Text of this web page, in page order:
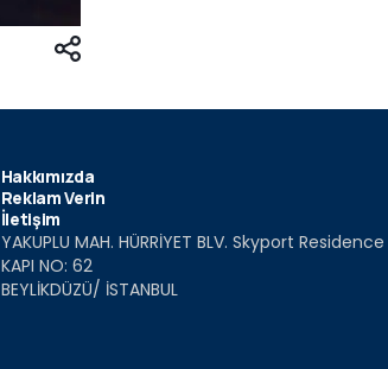
Hakkımızda
Reklam Verin
İletişim
YAKUPLU MAH. HÜRRİYET BLV. Skyport Residence
KAPI NO: 62
BEYLİKDÜZÜ/ İSTANBUL